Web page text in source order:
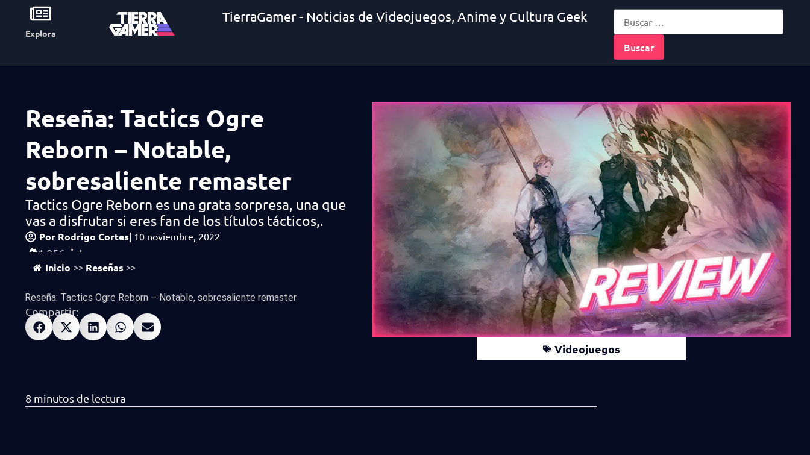
Explora
TierraGamer - Noticias de Videojuegos, Anime y Cultura Geek
Reseña: Tactics Ogre
Reborn – Notable,
sobresaliente remaster
Tactics Ogre Reborn es una grata sorpresa, una que
vas a disfrutar si eres fan de los títulos tácticos,.
Por Rodrigo Cortes| 10 noviembre, 2022
1,056 vistas
Inicio >> Reseñas >>
Reseña: Tactics Ogre Reborn – Notable, sobresaliente remaster
Compartir:
Videojuegos